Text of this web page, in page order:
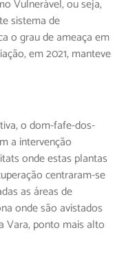
Vulnerável, ou seja,
sistema de
o grau de ameaça em
em 2021, manteve
o dom-fafe-dos-
a intervenção
onde estas plantas
centraram-se
as áreas de
onde são avistados
Vara, ponto mais alto